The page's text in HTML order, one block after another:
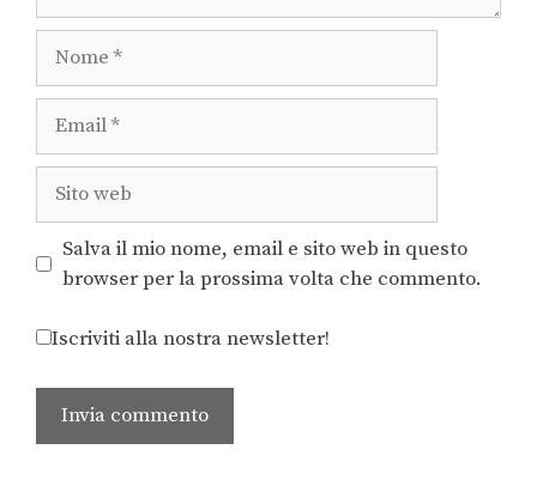
Salva il mio nome, email e sito web in questo
browser per la prossima volta che commento.
Iscriviti alla nostra newsletter!